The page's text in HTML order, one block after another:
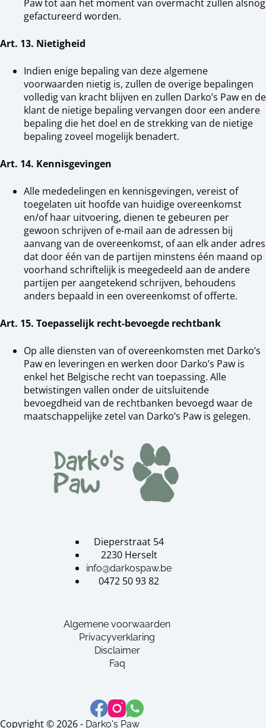
Paw tot aan het moment van overmacht zullen alsnog
gefactureerd worden.
Art. 13. Nietigheid
Indien enige bepaling van deze algemene
voorwaarden nietig is, zullen de overige bepalingen
volledig van kracht blijven en zullen Darko’s Paw en de
klant de nietige bepaling vervangen door een andere
bepaling die het doel en de strekking van de nietige
bepaling zoveel mogelijk benadert.
Art. 14. Kennisgevingen
Alle mededelingen en kennisgevingen, vereist of
toegelaten uit hoofde van huidige overeenkomst
en/of haar uitvoering, dienen te gebeuren per
gewoon schrijven of e-mail aan de adressen bij
aanvang van de overeenkomst, of aan elk ander adres
dat door één van de partijen minstens één maand op
voorhand schriftelijk is meegedeeld aan de andere
partijen per aangetekend schrijven, behoudens
anders bepaald in een overeenkomst of offerte.
Art. 15. Toepasselijk recht-bevoegde rechtbank
Op alle diensten van of overeenkomsten met Darko’s
Paw en leveringen en werken door Darko’s Paw is
enkel het Belgische recht van toepassing. Alle
betwistingen vallen onder de uitsluitende
bevoegdheid van de rechtbanken bevoegd waar de
maatschappelijke zetel van Darko’s Paw is gelegen.
Dieperstraat 54
2230 Herselt
info@darkospaw.be
0472 50 93 82
Algemene voorwaarden
Privacyverklaring
Disclaimer
Faq
Copyright © 2026 - Darko's Paw